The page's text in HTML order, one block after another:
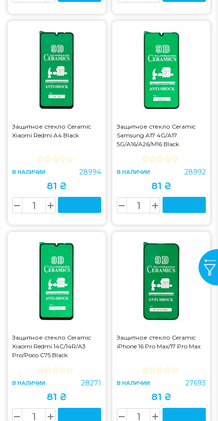
Защитное стекло Ceramic
Xiaomi Redmi A4 Black
В НАЛИЧИИ 28994
81 ₴
Защитное стекло Ceramic
Samsung A17 4G/A17
5G/A16/A26/M16 Black
В НАЛИЧИИ 28992
81 ₴
Защитное стекло Ceramic
Xiaomi Redmi 14C/14R/A3
Pro/Poco C75 Black
В НАЛИЧИИ 28271
81 ₴
Защитное стекло Ceramic
iPhone 16 Pro Max/17 Pro Max
В НАЛИЧИИ 27693
81 ₴